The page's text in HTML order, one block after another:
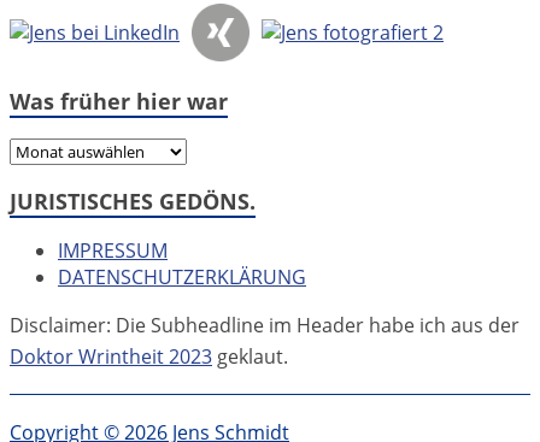
Was früher hier war
Was
hier
JURISTISCHES GEDÖNS.
IMPRESSUM
DATENSCHUTZERKLÄRUNG
Disclaimer: Die Subheadline im Header habe ich aus der
Doktor Wrintheit 2023 geklaut.
Copyright © 2026 Jens Schmidt